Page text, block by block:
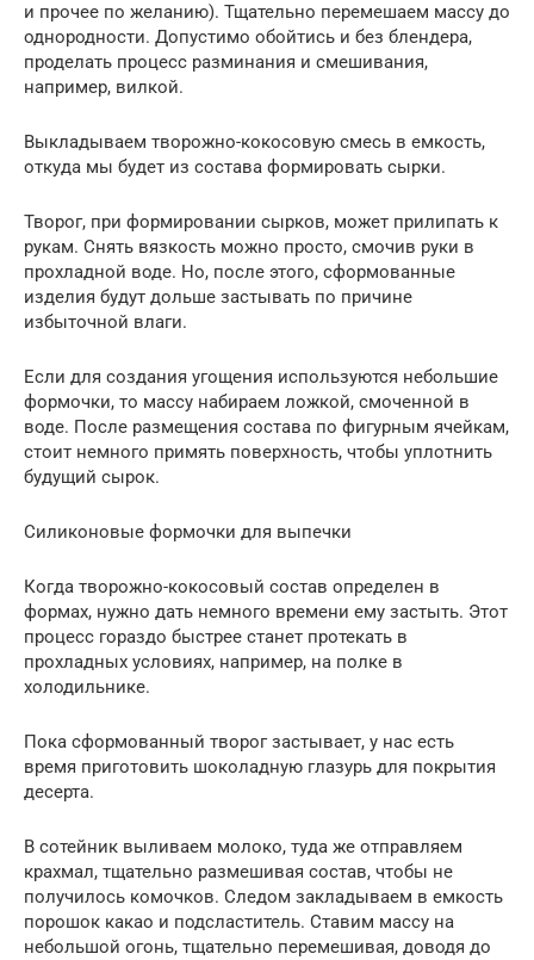
и прочее по желанию). Тщательно перемешаем массу до
однородности. Допустимо обойтись и без блендера,
проделать процесс разминания и смешивания,
например, вилкой.
Выкладываем творожно-кокосовую смесь в емкость,
откуда мы будет из состава формировать сырки.
Творог, при формировании сырков, может прилипать к
рукам. Снять вязкость можно просто, смочив руки в
прохладной воде. Но, после этого, сформованные
изделия будут дольше застывать по причине
избыточной влаги.
Если для создания угощения используются небольшие
формочки, то массу набираем ложкой, смоченной в
воде. После размещения состава по фигурным ячейкам,
стоит немного примять поверхность, чтобы уплотнить
будущий сырок.
Силиконовые формочки для выпечки
Когда творожно-кокосовый состав определен в
формах, нужно дать немного времени ему застыть. Этот
процесс гораздо быстрее станет протекать в
прохладных условиях, например, на полке в
холодильнике.
Пока сформованный творог застывает, у нас есть
время приготовить шоколадную глазурь для покрытия
десерта.
В сотейник выливаем молоко, туда же отправляем
крахмал, тщательно размешивая состав, чтобы не
получилось комочков. Следом закладываем в емкость
порошок какао и подсластитель. Ставим массу на
небольшой огонь, тщательно перемешивая, доводя до